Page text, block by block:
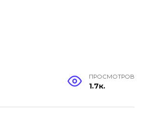
ПРОСМОТРОВ
1.7к.